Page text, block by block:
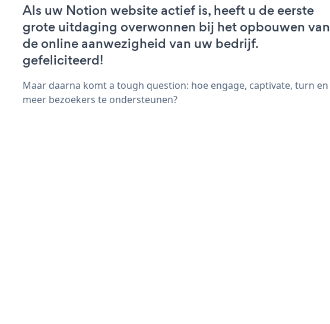
Als uw Notion website actief is, heeft u de eerste
grote uitdaging overwonnen bij het opbouwen van
de online aanwezigheid van uw bedrijf.
gefeliciteerd!
Maar daarna komt a tough question: hoe engage, captivate, turn en
meer bezoekers te ondersteunen?